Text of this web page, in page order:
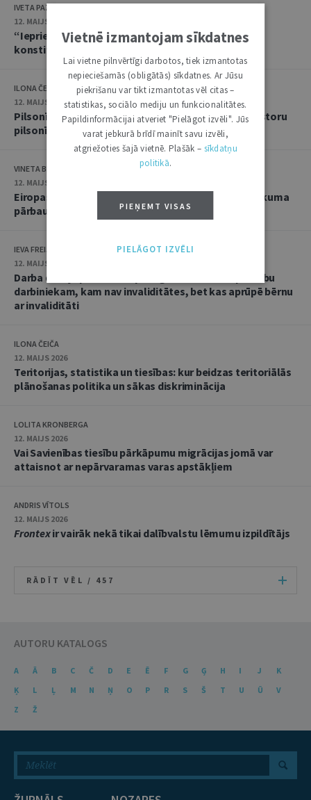
IVETA PAZARE
12. MAIJS 2026
“Iepriekš nepieredzēts dumpis”: ES Tiesa un Polijas
konstitucionālās krīzes juridiskās sekas
ILONA ČEIČA
12. MAIJS 2026
Pilsonība pret naudu? ES Tiesa noraida Maltas investoru
pilsonības shēmu
VINETA BEI
12. MAIJS 2026
Eiropas politiskajai partijai uzliktas sankcijas tiesiskuma
pārbaude Vispārējā tiesā
IEVA FREIJA-PEKATI
12. MAIJS 2026
Darba devēja pienākums pielāgot darba laiku par labu
darbiniekam, kam nav invaliditātes, bet kas aprūpē bērnu
ar invaliditāti
ILONA ČEIČA
12. MAIJS 2026
Teritorijas, statistika un tiesības: kur beidzas teritoriālās
plānošanas politika un sākas diskriminācija
LOLITA KRONBERGA
12. MAIJS 2026
Vai Savienības tiesību pārkāpumu migrācijas jomā var
attaisnot ar nepārvaramas varas apstākļiem
ANDRIS VĪTOLS
12. MAIJS 2026
Frontexir vairāk nekā tikai dalībvalstu lēmumu izpildītājs
RĀDĪT VĒL / 457
AUTORU KATALOGS
A Ā B C Č D E Ē F G Ģ H I J
K
Ķ
L Ļ M N Ņ O P R S Š T U Ū
V
Z
Ž
Vietnē izmantojam sīkdatnes
Lai vietne pilnvērtīgi darbotos, tiek izmantotas
nepieciešamās (obligātās) sīkdatnes. Ar Jūsu
piekrišanu var tikt izmantotas vēl citas –
statistikas, sociālo mediju un funkcionalitātes.
Papildinformācijai atveriet "Pielāgot izvēli". Jūs
varat jebkurā brīdī mainīt savu izvēli,
atgriežoties šajā vietnē. Plašāk – sīkdatņu
politikā.
PIEŅEMT VISAS
PIELĀGOT IZVĒLI